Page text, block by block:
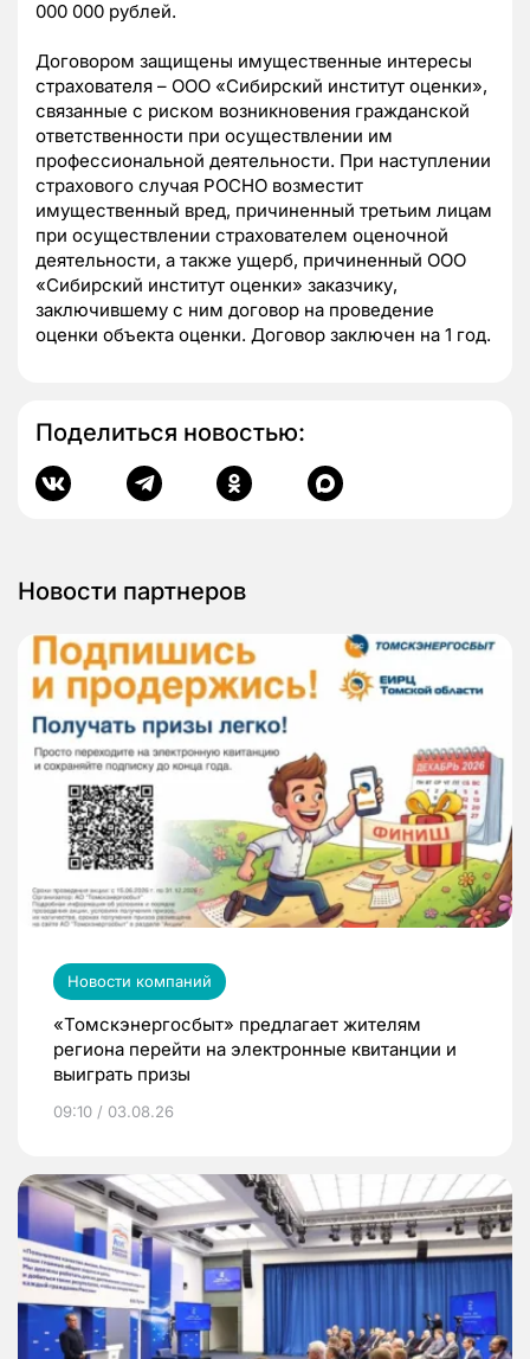
000 000 рублей.
Договором защищены имущественные интересы
страхователя – ООО «Сибирский институт оценки»,
связанные с риском возникновения гражданской
ответственности при осуществлении им
профессиональной деятельности. При наступлении
страхового случая РОСНО возместит
имущественный вред, причиненный третьим лицам
при осуществлении страхователем оценочной
деятельности, а также ущерб, причиненный ООО
«Сибирский институт оценки» заказчику,
заключившему с ним договор на проведение
оценки объекта оценки. Договор заключен на 1 год.
Поделиться новостью:
Новости партнеров
Новости компаний
«Томскэнергосбыт» предлагает жителям
региона перейти на электронные квитанции и
выиграть призы
09:10 / 03.08.26